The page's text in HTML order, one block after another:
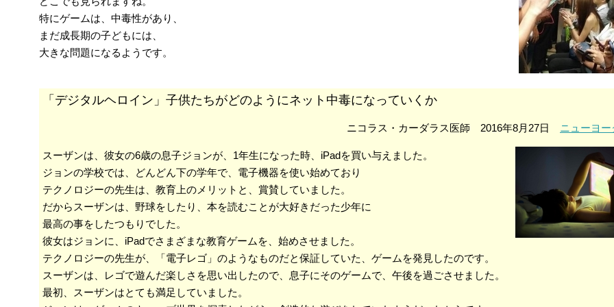
特にゲームは、中毒性があり、
まだ成長期の子どもには、
大きな問題になるようです。
「デジタルヘロイン」子供たちがどのようにネット中毒になっていくか
ニコラス・カーダラス医師 2016年8月27日 ニューヨ
スーザンは、彼女の6歳の息子ジョンが、1年生になった時、iPadを買い与えました。
ジョンの学校では、どんどん下の学年で、電子機器を使い始めており
テクノロジーの先生は、教育上のメリットと、賞賛していました。
だからスーザンは、野球をしたり、本を読むことが大好きだった少年に
最高の事をしたつもりでした。
彼女はジョンに、iPadでさまざまな教育ゲームを、始めさせました。
テクノロジーの先生が、「電子レゴ」のようなものだと保証していた、ゲームを発見したのです。
スーザンは、レゴで遊んだ楽しさを思い出したので、息子にそのゲームで、午後を過ごさせました。
最初、スーザンはとても満足していました。